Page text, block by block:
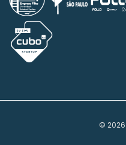
© 2026